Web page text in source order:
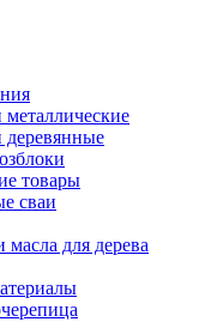
деревянные
товары
сваи
масла для дерева